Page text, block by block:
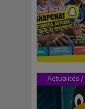
Actualités/